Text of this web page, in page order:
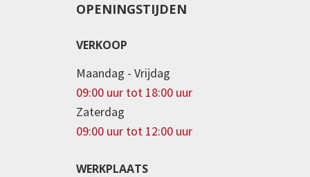
OPENINGSTIJDEN
VERKOOP
Maandag - Vrijdag
09:00 uur tot 18:00 uur
Zaterdag
09:00 uur tot 12:00 uur
WERKPLAATS